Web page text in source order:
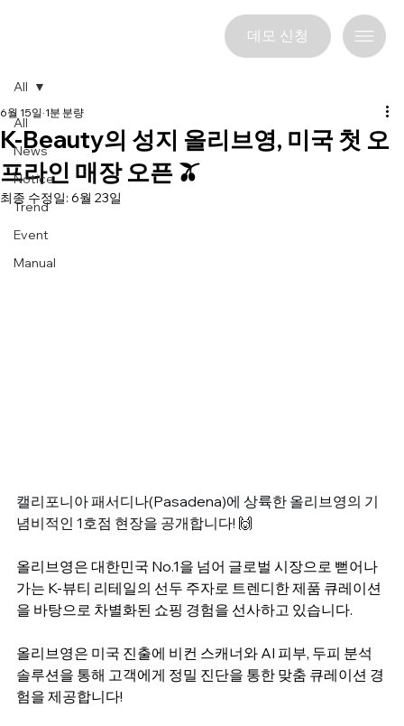
데모 신청
All
News
Notice
Trend
Event
Manual
All
K-Beauty의 성지 올리브영, 미국 첫 오
프라인 매장 오픈 🫒
6월 15일 1분 분량
최종 수정일: 6월 23일
캘리포니아 패서디나(Pasadena)에 상륙한 올리브영의 기
념비적인 1호점 현장을 공개합니다! 🙌
올리브영은 대한민국 No.1을 넘어 글로벌 시장으로 뻗어나
가는 K-뷰티 리테일의 선두 주자로 트렌디한 제품 큐레이션
을 바탕으로 차별화된 쇼핑 경험을 선사하고 있습니다.
올리브영은 미국 진출에 비컨 스캐너와 AI 피부, 두피 분석
솔루션을 통해 고객에게 정밀 진단을 통한 맞춤 큐레이션 경
험을 제공합니다!